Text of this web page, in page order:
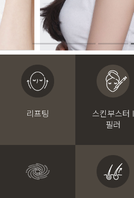
리프팅
스킨부스터 I
필러